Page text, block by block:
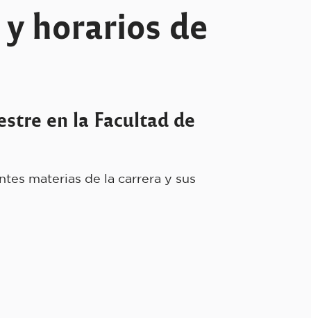
horarios de
en la Facultad de
materias de la carrera y sus